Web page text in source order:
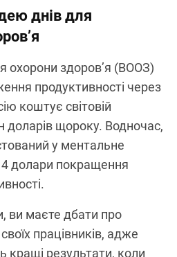
днів для
охорони здоров’я (ВООЗ)
продуктивності через
коштує світовій
доларів щороку. Водночас,
у ментальне
4 долари покращення
ви маєте дбати про
працівників, адже
кращі результати, коли